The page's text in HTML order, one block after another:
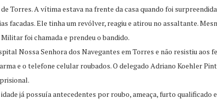
Torres. A vítima estava na frente da casa quando foi
facadas. Ele tinha um revólver, reagiu e atirou no assaltante.
foi chamada e prendeu o bandido.
Nossa Senhora dos Navegantes em Torres e não resistiu
e o telefone celular roubados. O delegado Adriano Koehler
já possuía antecedentes por roubo, ameaça, furto qualificado